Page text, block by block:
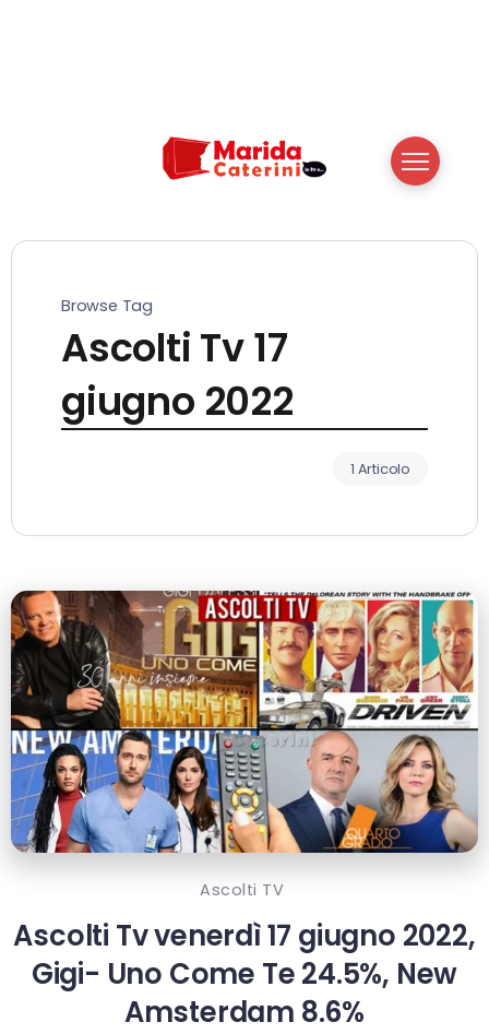
Browse Tag
Ascolti Tv 17
giugno 2022
1 Articolo
Ascolti TV
Ascolti Tv venerdì 17 giugno 2022,
Gigi- Uno Come Te 24.5%, New
Amsterdam 8.6%